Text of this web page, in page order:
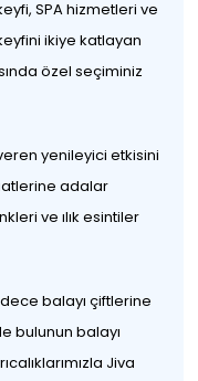
SPA hizmetleri ve
ikiye katlayan
özel seçiminiz
yenileyici etkisini
adalar
ve ılık esintiler
balayı çiftlerine
bulunun balayı
Jiva